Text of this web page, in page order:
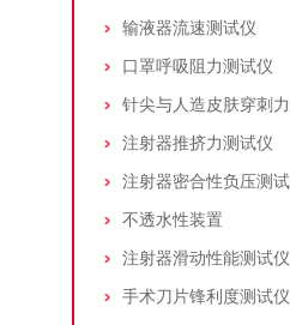
输液器流速测试仪
口罩呼吸阻力测试仪
针尖与人造皮肤穿刺
注射器推挤力测试仪
注射器密合性负压测
不透水性装置
注射器滑动性能测试仪
手术刀片锋利度测试仪